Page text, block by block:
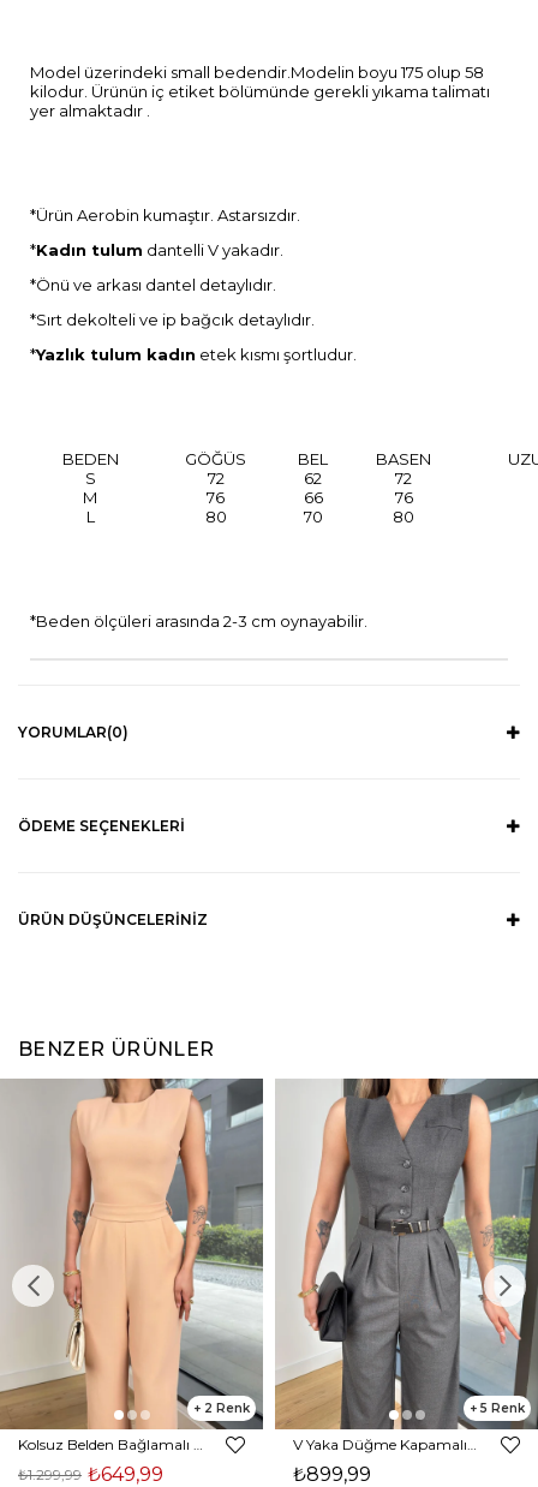
Model üzerindeki small bedendir.Modelin boyu 175 olup 58
kilodur. Ürünün iç etiket bölümünde gerekli yıkama talimatı
yer almaktadır .
*Ürün Aerobin kumaştır. Astarsızdır.
*Kadın tulum dantelli V yakadır.
*Önü ve arkası dantel detaylıdır.
*Sırt dekolteli ve ip bağcık detaylıdır.
*Yazlık tulum kadın etek kısmı şortludur.
BEDEN GÖĞÜS BEL BASEN
S
72 62
72
M
76 66
76
L
80 70 80
*Beden ölçüleri arasında 2-3 cm oynayabilir.
YORUMLAR(0)
ÖDEME SEÇENEKLERI
ÜRÜN DÜŞÜNCELERINIZ
BENZER ÜRÜNLER
2
₺649,99
₺1.299,99
5
₺899,99